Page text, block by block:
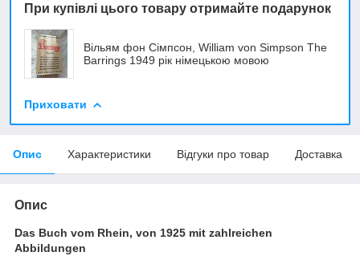
При купівлі цього товару отримайте подарунок
Вільям фон Сімпсон, William von Simpson The
Barrings 1949 рік німецькою мовою
Приховати
Опис Характеристики Відгуки про товар Доставка
Опис
Das Buch vom Rhein, von 1925 mit zahlreichen
Abbildungen